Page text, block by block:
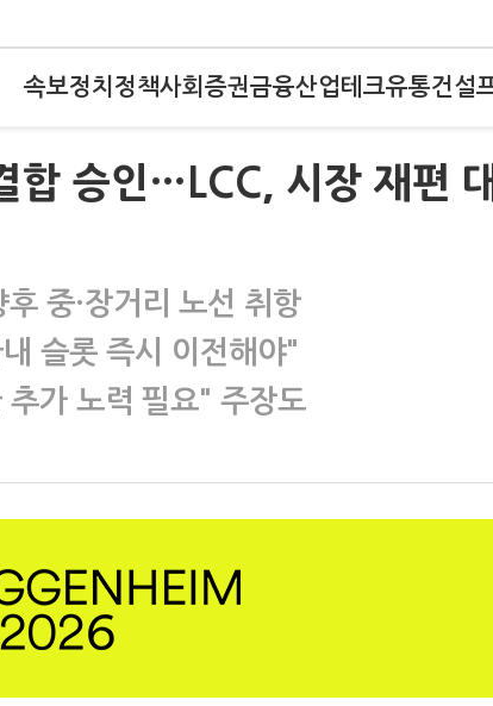
속보정치 정책사회 증권금융산업테크유통건설
합 승인…LCC, 시장 재편
중·장거리 노선 취항
슬롯 즉시 이전해야"
가 노력 필요" 주장도